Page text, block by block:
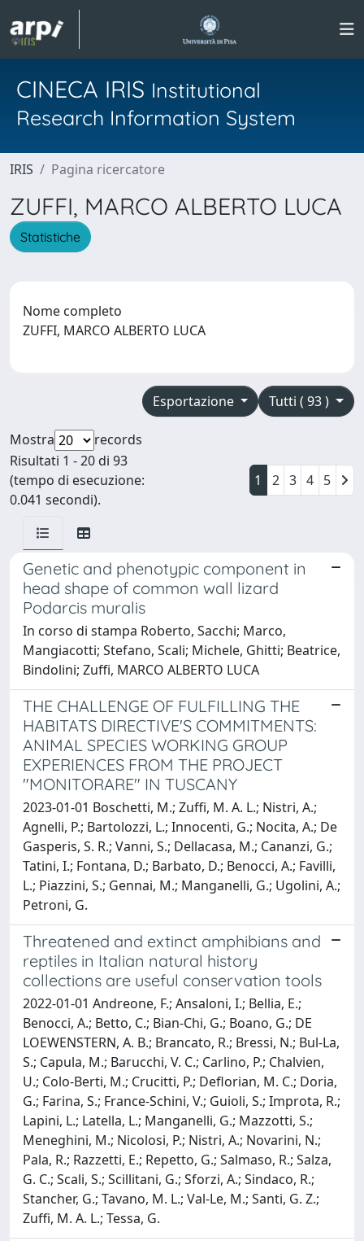
CINECA IRIS Institutional
Research Information System
IRIS Pagina ricercatore
ZUFFI, MARCO ALBERTO LUCA
Statistiche
Nome completo
ZUFFI, MARCO ALBERTO LUCA
Tutti ( 93 )
Esportazione
Mostra
records
Risultati 1 - 20 di 93
(tempo di esecuzione:
0.041 secondi).
1 2 3 4 5
Genetic and phenotypic component in
head shape of common wall lizard
Podarcis muralis
In corso di stampa Roberto, Sacchi; Marco,
Mangiacotti; Stefano, Scali; Michele, Ghitti; Beatrice,
Bindolini; Zuffi, MARCO ALBERTO LUCA
THE CHALLENGE OF FULFILLING THE
HABITATS DIRECTIVE'S COMMITMENTS:
ANIMAL SPECIES WORKING GROUP
EXPERIENCES FROM THE PROJECT
"MONITORARE" IN TUSCANY
2023-01-01 Boschetti, M.; Zuffi, M. A. L.; Nistri, A.;
Agnelli, P.; Bartolozzi, L.; Innocenti, G.; Nocita, A.; De
Gasperis, S. R.; Vanni, S.; Dellacasa, M.; Cananzi, G.;
Tatini, I.; Fontana, D.; Barbato, D.; Benocci, A.; Favilli,
L.; Piazzini, S.; Gennai, M.; Manganelli, G.; Ugolini, A.;
Petroni, G.
Threatened and extinct amphibians and
reptiles in Italian natural history
collections are useful conservation tools
2022-01-01 Andreone, F.; Ansaloni, I.; Bellia, E.;
Benocci, A.; Betto, C.; Bian-Chi, G.; Boano, G.; DE
LOEWENSTERN, A. B.; Brancato, R.; Bressi, N.; Bul-La,
S.; Capula, M.; Barucchi, V. C.; Carlino, P.; Chalvien,
U.; Colo-Berti, M.; Crucitti, P.; Deflorian, M. C.; Doria,
G.; Farina, S.; France-Schini, V.; Guioli, S.; Improta, R.;
Lapini, L.; Latella, L.; Manganelli, G.; Mazzotti, S.;
Meneghini, M.; Nicolosi, P.; Nistri, A.; Novarini, N.;
Pala, R.; Razzetti, E.; Repetto, G.; Salmaso, R.; Salza,
G. C.; Scali, S.; Scillitani, G.; Sforzi, A.; Sindaco, R.;
Stancher, G.; Tavano, M. L.; Val-Le, M.; Santi, G. Z.;
Zuffi, M. A. L.; Tessa, G.